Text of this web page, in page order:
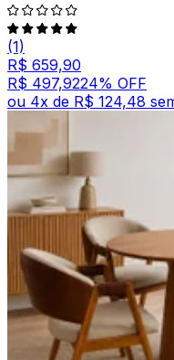
(1)
R$ 659,90
R$ 497,9224% OFF
ou 4x de R$ 124,48